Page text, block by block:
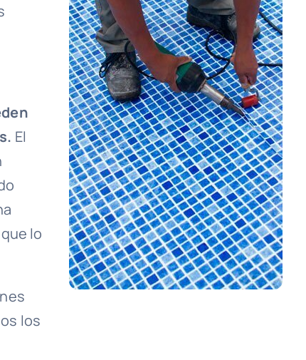
El
lo
los